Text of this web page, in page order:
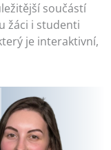
součástí
žáci i studenti
je interaktivní,